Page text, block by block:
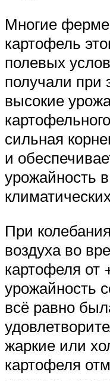
Многие
картофель
полевых
получали при
высокие
сильная
и
урожайность
При
воздуха во
картофеля от
урожайность
всё равно
жаркие или
картофеля